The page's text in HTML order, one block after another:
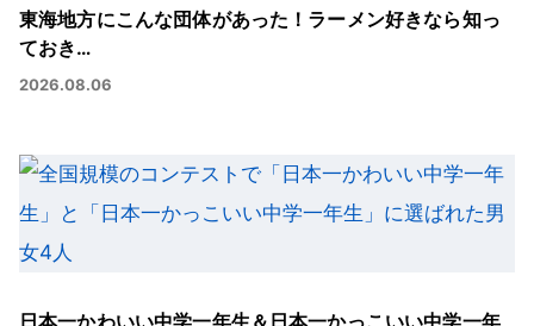
東海地方にこんな団体があった！ラーメン好きなら知っ
ておき…
2026.08.06